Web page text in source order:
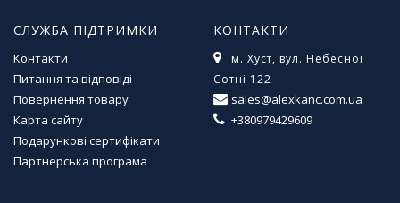
СЛУЖБА ПІДТРИМКИ
Контакти
Питання та відповіді
Повернення товару
Карта сайту
Подарункові сертифікати
Партнерська програма
КОНТАКТИ
м. Хуст, вул. Небесної
Сотні 122
sales@alexkanc.com.ua
+380979429609